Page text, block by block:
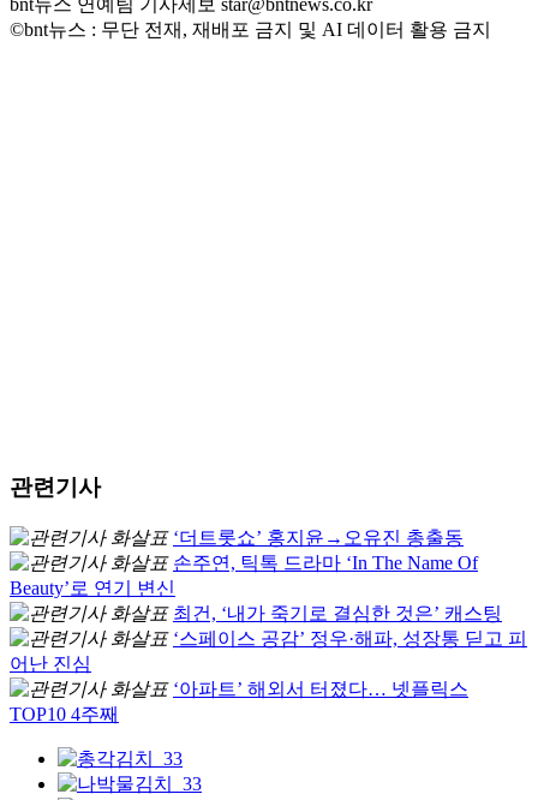
bnt뉴스 연예팀 기사제보 star@bntnews.co.kr
©bnt뉴스 : 무단 전재, 재배포 금지 및 AI 데이터 활용 금지
관련기사
‘더트롯쇼’ 홍지윤→오유진 총출동
손주연, 틱톡 드라마 ‘In The Name Of
Beauty’로 연기 변신
최건, ‘내가 죽기로 결심한 것은’ 캐스팅
‘스페이스 공감’ 정우·해파, 성장통 딛고 피
어난 진심
‘아파트’ 해외서 터졌다… 넷플릭스
TOP10 4주째